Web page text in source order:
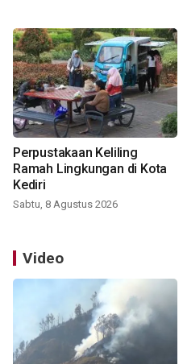
Perpustakaan Keliling
Ramah Lingkungan di Kota
Kediri
Sabtu, 8 Agustus 2026
Video